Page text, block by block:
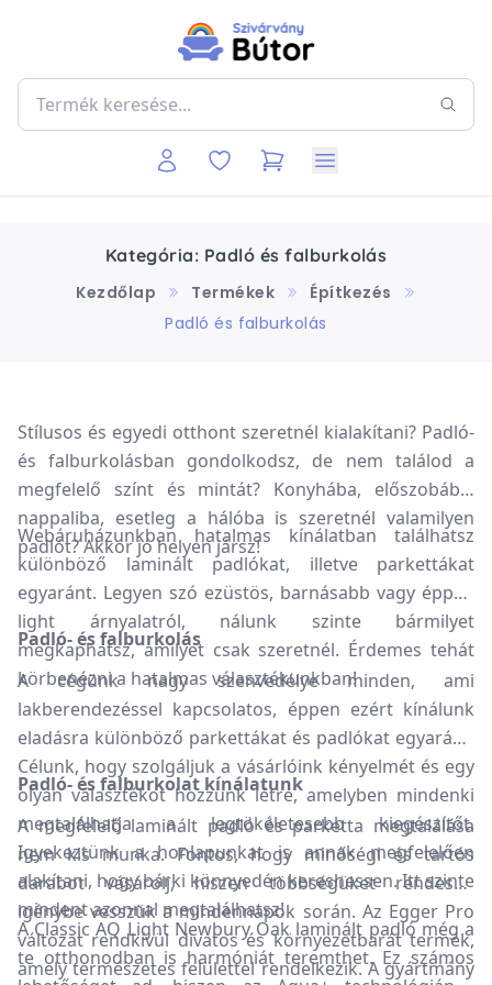
Kategória: Padló és falburkolás
Kezdőlap
Termékek
Építkezés
Padló és falburkolás
Stílusos és egyedi otthont szeretnél kialakítani? Padló-
és falburkolásban gondolkodsz, de nem találod a
megfelelő színt és mintát? Konyhába, előszobába,
nappaliba, esetleg a hálóba is szeretnél valamilyen
padlót? Akkor jó helyen jársz!
Webáruházunkban hatalmas kínálatban találhatsz
különböző laminált padlókat, illetve parkettákat
egyaránt. Legyen szó ezüstös, barnásabb vagy éppen
light árnyalatról, nálunk szinte bármilyet
megkaphatsz, amilyet csak szeretnél. Érdemes tehát
körbenézni a hatalmas választékunkban!
Padló- és falburkolás
A cégünk nagy szenvedélye minden, ami
lakberendezéssel kapcsolatos, éppen ezért kínálunk
eladásra különböző parkettákat és padlókat egyaránt.
Célunk, hogy szolgáljuk a vásárlóink kényelmét és egy
olyan választékot hozzunk létre, amelyben mindenki
megtalálhatja a legtökéletesebb kiegészítőt.
Igyekeztünk a honlapunkat is annak megfelelően
alakítani, hogy bárki könnyedén kereshessen. Itt szinte
mindent azonnal megtalálhatsz!
Padló- és falburkolat kínálatunk
A megfelelő laminált padló és parketta megtalálása
nem kis munka. Fontos, hogy minőségi és tartós
darabot vásárolj, hiszen többségüket rendesen
igénybe vesszük a mindennapok során. Az Egger Pro
változat rendkívül divatos és környezetbarát termék,
amely természetes felülettel rendelkezik. A gyártmány
A Classic AQ Light Newbury Oak laminált padló még a
te otthonodban is harmóniát teremthet. Ez számos